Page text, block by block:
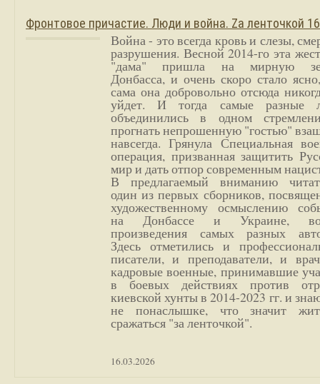
Фронтовое причастие. Люди и война. Zа ленточкой
Война - это всегда кровь и слезы,
разрушения. Весной 2014-го эта
"дама" пришла на мирную
Донбасса, и очень скоро стало
сама она добровольно отсюда
уйдет. И тогда самые разные
объединились в одном
прогнать непрошенную "гостью"
навсегда. Грянула Специальная
операция, призванная защитить
мир и дать отпор современным
В предлагаемый вниманию
один из первых сборников,
художественному осмыслению
на Донбассе и Украине,
произведения самых разных
Здесь отметились и
писатели, и преподаватели, и
кадровые военные, принимавшие
в боевых действиях против
киевской хунты в 2014-2023 гг. и
не понаслышке, что значит
сражаться "за ленточкой".
16.03.2026